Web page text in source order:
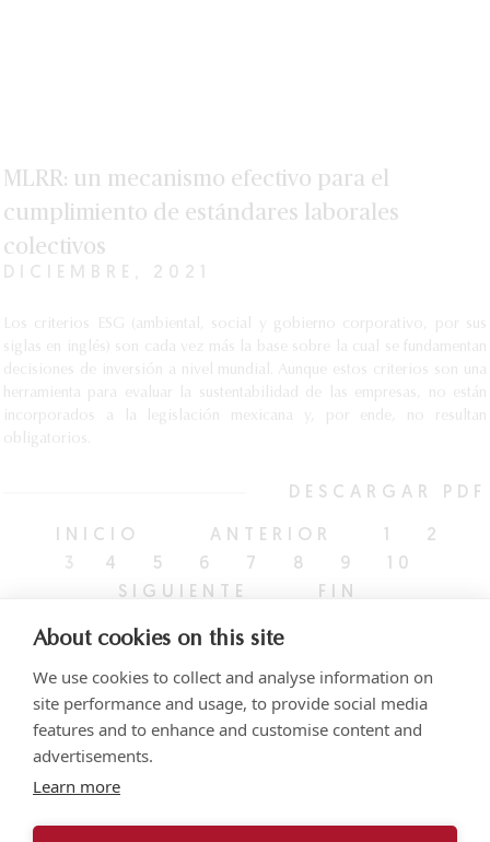
MLRR: un mecanismo efectivo para el
cumplimiento de estándares laborales
colectivos
DICIEMBRE, 2021
Los criterios ESG (ambiental, social y gobierno corporativo, por sus
siglas en inglés) son cada vez más la base sobre la cual se fundamentan
decisiones de inversión a nivel mundial. Aunque estos criterios son una
herramienta para evaluar la sustentabilidad de las empresas, no están
incorporados a la legislación mexicana y, por ende, no resultan
obligatorios.
DESCARGAR PDF
INICIO ANTERIOR
2
3
4 5 6 7 8 9
10
SIGUIENTE
FIN
Torre SOMA Chapultepec, Piso 18, Campos Elíseos 204, Polanco
About cookies on this site
We use cookies to collect and analyse information on
site performance and usage, to provide social media
features and to enhance and customise content and
advertisements.
Learn more